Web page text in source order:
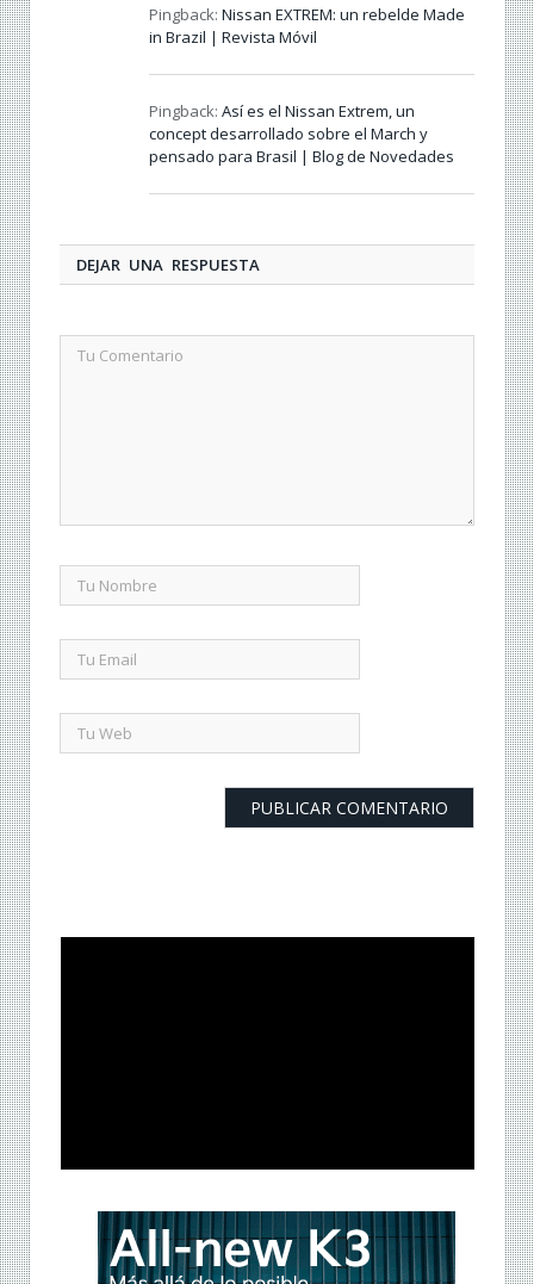
Pingback: Nissan EXTREM: un rebelde Made
in Brazil | Revista Móvil
Pingback: Así es el Nissan Extrem, un
concept desarrollado sobre el March y
pensado para Brasil | Blog de Novedades
DEJAR UNA RESPUESTA